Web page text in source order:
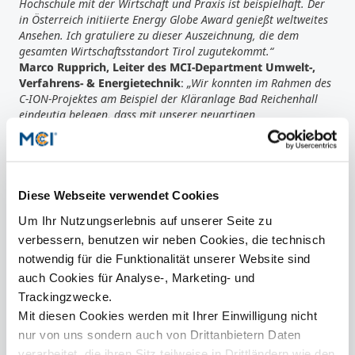
Diese Webseite verwendet Cookies
Um Ihr Nutzungserlebnis auf unserer Seite zu
verbessern, benutzen wir neben Cookies, die technisch
notwendig für die Funktionalität unserer Website sind
auch Cookies für Analyse-, Marketing- und
Trackingzwecke.
Mit diesen Cookies werden mit Ihrer Einwilligung nicht
nur von uns sondern auch von Drittanbietern Daten
Hochschule mit der Wirtschaft und Praxis ist beispielhaft. Der
in Österreich initiierte Energy Globe Award genießt weltweites
Ansehen. Ich gratuliere zu dieser Auszeichnung, die dem
gesamten Wirtschaftsstandort Tirol zugutekommt.“
Marco Rupprich, Leiter des MCI-Department Umwelt-,
Verfahrens- & Energietechnik: „Wir konnten im Rahmen des
C-ION-Projektes am Beispiel der Kläranlage Bad Reichenhall
eindeutig belegen, dass mit unserer neuartigen
Verfahrenskombination Spurenstoffe bis zu 95 % reduziert
werden können. Weitere Ziele sind nun, diese Kombination im
MCI-Rektor Andreas Altmann: „Das MCI verbindet
Lösungen. Herzliche Gratulation unserem großartigen Team“.
Energy Globe Award
Der Energy Globe Award – im Jahr 1999 in Österreich
begründet – ist heute der weltweit renommierteste
Umweltpreis. Er zeichnet herausragende, nachhaltige
Projekte mit Fokus auf Ressourcenschonung,
Energieeffizienz und Einsatz erneuerbarer Energien aus.
Aus 170 Ländern bewerben sich innovative Projekte und